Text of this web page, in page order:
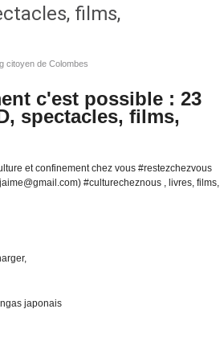
films,
citoyen de Colombes
c'est possible : 23
spectacles, films,
et confinement chez vous #restezchezvous
#culturecheznous , livres, films,
japonais